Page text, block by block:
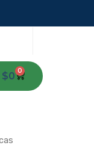
$0 0 Carrito